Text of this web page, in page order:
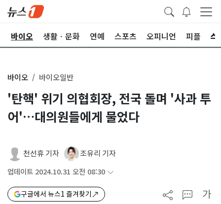
바이오 생활ㆍ문화 연예 스포츠 오피니언 피플
바이오 바이오일반
'탄핵' 위기 의협회장, 전국 돌며 '사과 투
어'…대의원들에게 물었다
천선휴 기자 조유리 기자
업데이트 2024.10.31 오전 08:30
구글에서 뉴스1 즐겨찾기 가